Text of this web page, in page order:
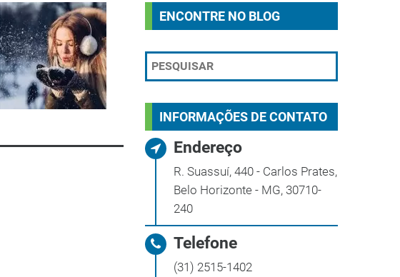
ENCONTRE NO BLOG
INFORMAÇÕES DE CONTATO
Endereço
R. Suassuí, 440 - Carlos Prates,
Belo Horizonte - MG, 30710-
240
Telefone
(31) 2515-1402